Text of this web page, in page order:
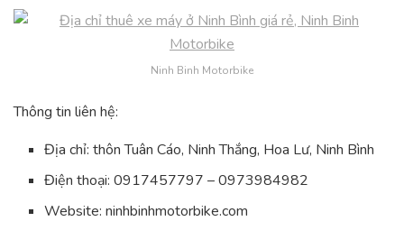
Ninh Binh Motorbike
Thông tin liên hệ:
Địa chỉ: thôn Tuân Cáo, Ninh Thắng, Hoa Lư, Ninh Bình
Điện thoại: 0917457797 – 0973984982
Website: ninhbinhmotorbike.com